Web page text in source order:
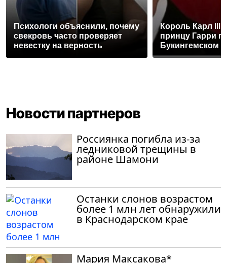
Психологи объяснили, почему
свекровь часто проверяет
невестку на верность
Король Карл III
принцу Гарри
Букингемском
Новости партнеров
Россиянка погибла из-за
ледниковой трещины в
районе Шамони
Останки слонов возрастом
более 1 млн лет обнаружили
в Краснодарском крае
Мария Максакова*